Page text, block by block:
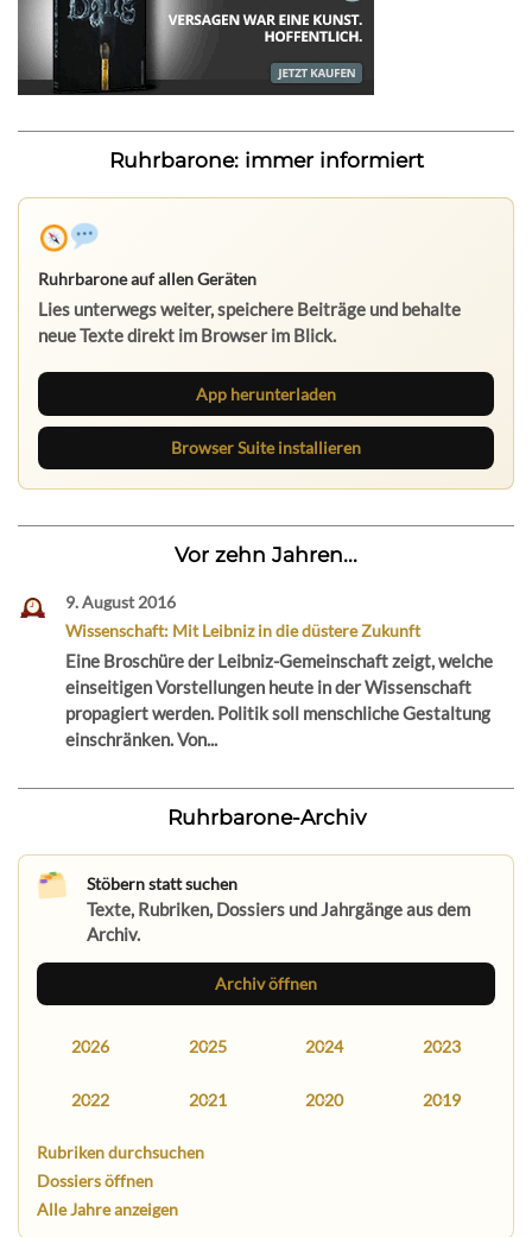
Ruhrbarone: immer informiert
Ruhrbarone auf allen Geräten
Lies unterwegs weiter, speichere Beiträge und behalte
neue Texte direkt im Browser im Blick.
App herunterladen
Browser Suite installieren
Vor zehn Jahren...
9. August 2016
Wissenschaft: Mit Leibniz in die düstere Zukunft
Eine Broschüre der Leibniz-Gemeinschaft zeigt, welche
einseitigen Vorstellungen heute in der Wissenschaft
propagiert werden. Politik soll menschliche Gestaltung
einschränken. Von...
Ruhrbarone-Archiv
Stöbern statt suchen
Texte, Rubriken, Dossiers und Jahrgänge aus dem
Archiv.
Archiv öffnen
2026 2025 2024 2023
2022 2021 2020 2019
Rubriken durchsuchen
Dossiers öffnen
Alle Jahre anzeigen